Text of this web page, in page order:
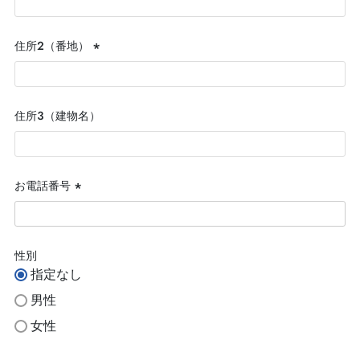
須)
住所２（番地）
(必
須)
住所３（建物名）
お電話番号
(必
須)
性別
指定なし
男性
女性